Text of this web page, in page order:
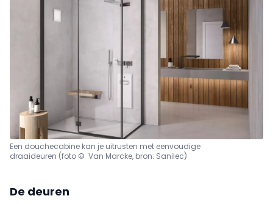
Een douchecabine kan je uitrusten met eenvoudige
draaideuren (foto © Van Marcke, bron: Sanilec)
De deuren